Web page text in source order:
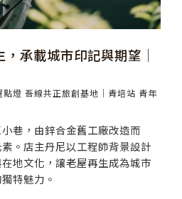
承載城市印記與期望│
點燈 吾線共正旅創基地｜青培站 青年
巷，由鋅合金舊工廠改造而
。店主丹尼以工程師背景設計
地文化，讓老屋再生成為城市
特魅力。